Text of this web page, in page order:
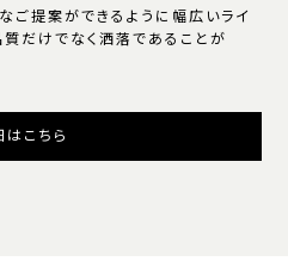
ご提案ができるように幅広いライ
質だけでなく洒落であることが
はこちら